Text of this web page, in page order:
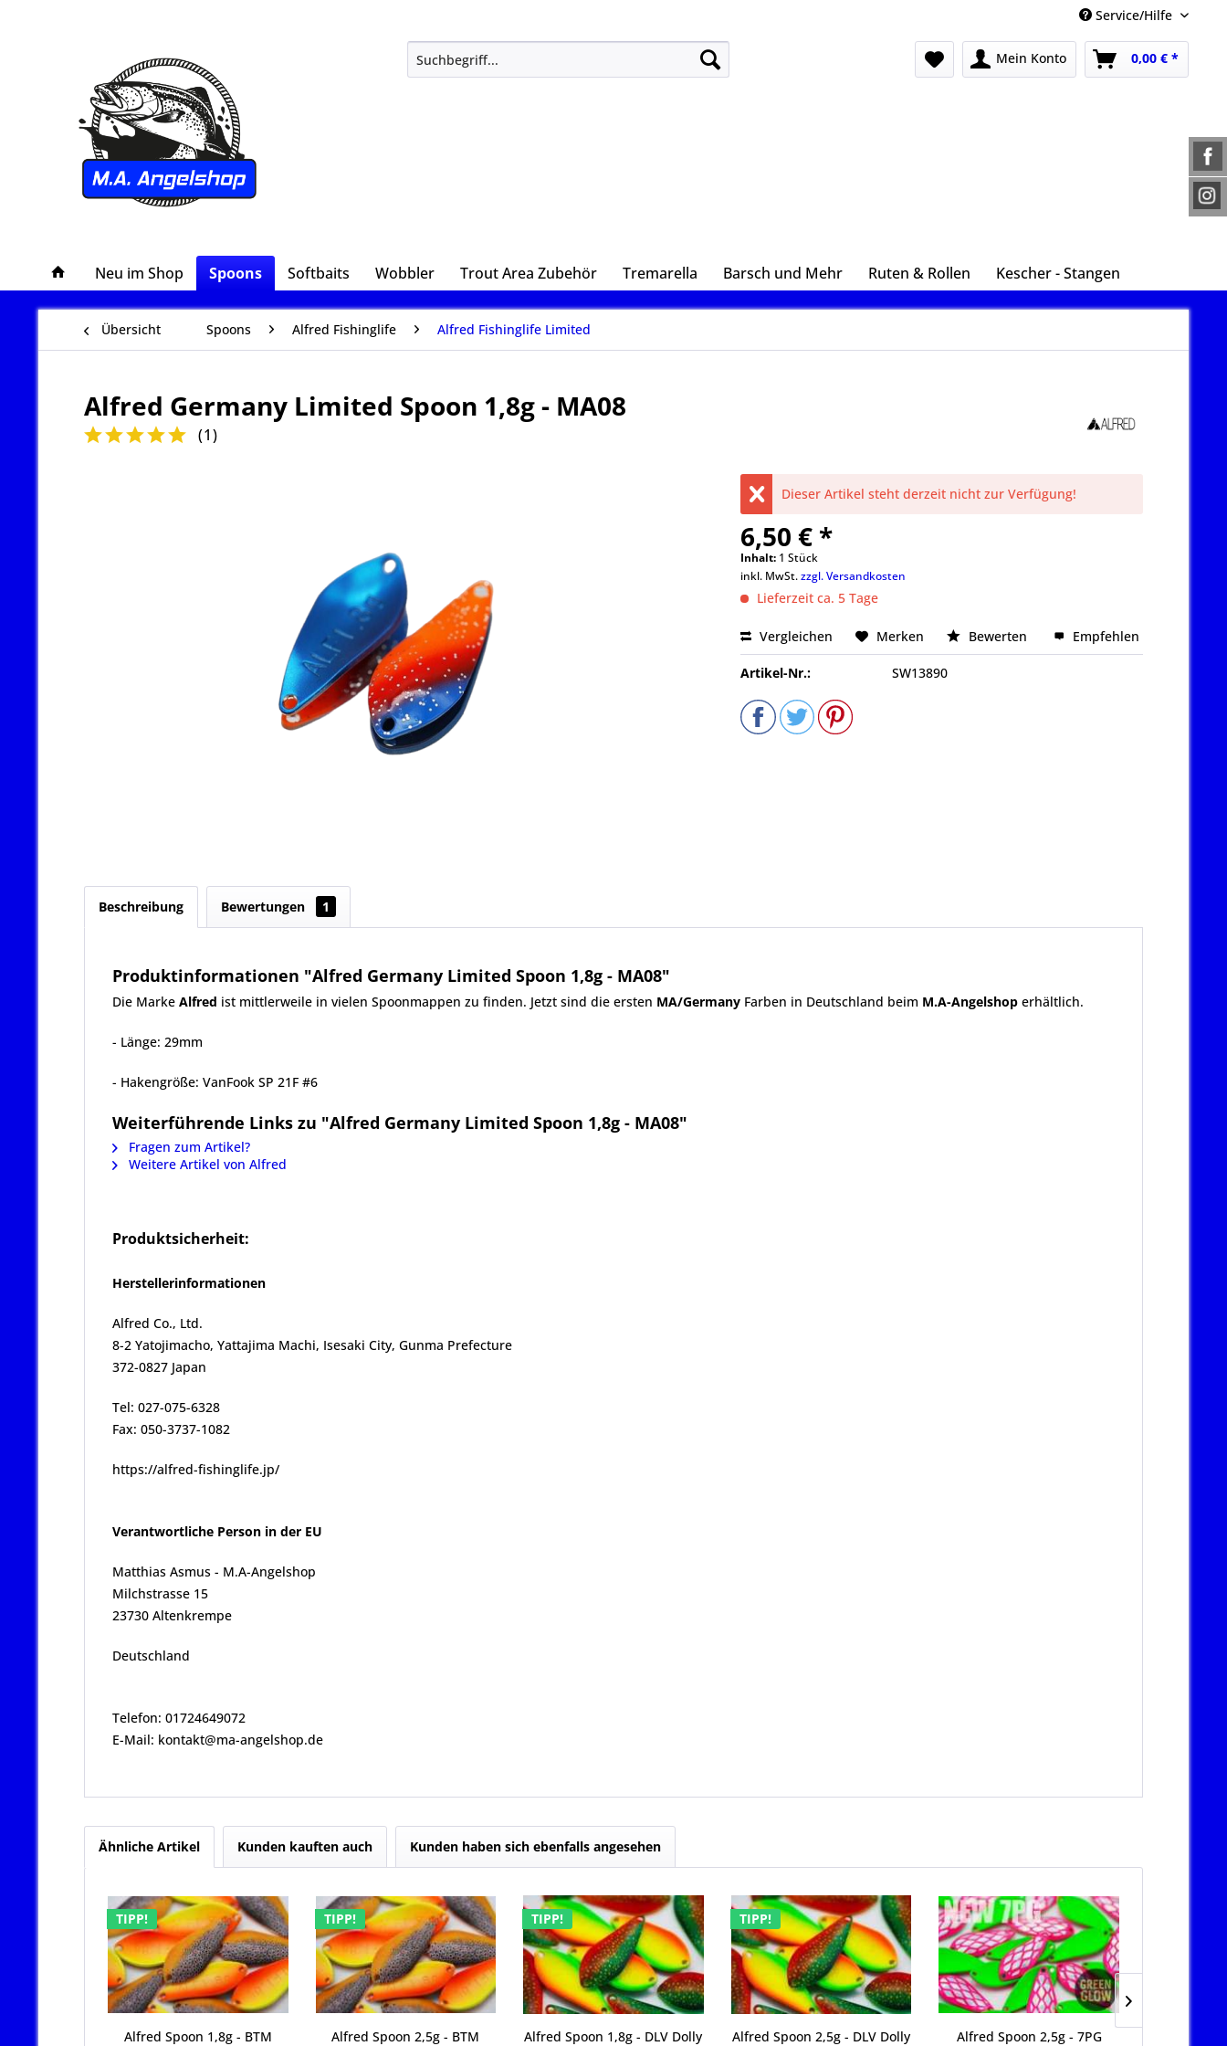
Service/Hilfe
Mein Konto 0,00 € *
Neu im Shop Spoons Softbaits Wobbler Trout Area Zubehör Tremarella Barsch und Mehr Ruten & Rollen Kescher - Stangen
Übersicht Spoons Alfred Fishinglife Alfred Fishinglife Limited
Alfred Germany Limited Spoon 1,8g - MA08
(1)
Dieser Artikel steht derzeit nicht zur Verfügung!
6,50 € *
Inhalt: 1 Stück
inkl. MwSt.zzgl. Versandkosten
Lieferzeit ca. 5 Tage
Vergleichen Merken Bewerten Empfehlen
Artikel-Nr.: SW13890
Beschreibung Bewertungen 1
Produktinformationen "Alfred Germany Limited Spoon 1,8g - MA08"
Die Marke Alfred ist mittlerweile in vielen Spoonmappen zu finden. Jetzt sind die ersten MA/Germany Farben in Deutschland beim M.A-Angelshop erhältlich.
- Länge: 29mm
- Hakengröße: VanFook SP 21F #6
Weiterführende Links zu "Alfred Germany Limited Spoon 1,8g - MA08"
Fragen zum Artikel?
Weitere Artikel von Alfred
Produktsicherheit:
Herstellerinformationen
Alfred Co., Ltd.
8-2 Yatojimacho, Yattajima Machi, Isesaki City, Gunma Prefecture
372-0827 Japan
Tel: 027-075-6328
Fax: 050-3737-1082
https://alfred-fishinglife.jp/
Verantwortliche Person in der EU
Matthias Asmus - M.A-Angelshop
Milchstrasse 15
23730 Altenkrempe
Deutschland
Telefon: 01724649072
E-Mail: kontakt@ma-angelshop.de
Ähnliche Artikel Kunden kauften auch Kunden haben sich ebenfalls angesehen
TIPP!
Alfred Spoon 1,8g - BTM
TIPP!
Alfred Spoon 2,5g - BTM
TIPP!
Alfred Spoon 1,8g - DLV Dolly
TIPP!
Alfred Spoon 2,5g - DLV Dolly
Alfred Spoon 2,5g - 7PG